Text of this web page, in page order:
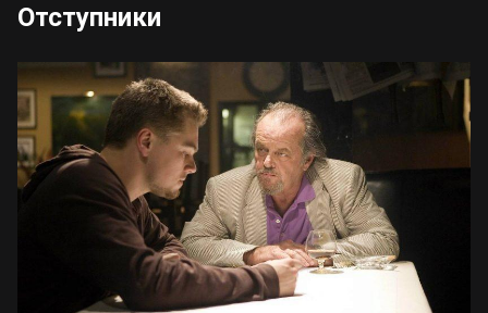
Отступники